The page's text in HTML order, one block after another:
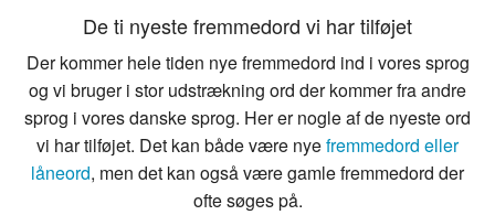
De ti nyeste fremmedord vi har tilføjet
Der kommer hele tiden nye fremmedord ind i vores sprog
og vi bruger i stor udstrækning ord der kommer fra andre
sprog i vores danske sprog. Her er nogle af de nyeste ord
vi har tilføjet. Det kan både være nyefremmedord eller
låneord, men det kan også være gamle fremmedord der
ofte søges på.